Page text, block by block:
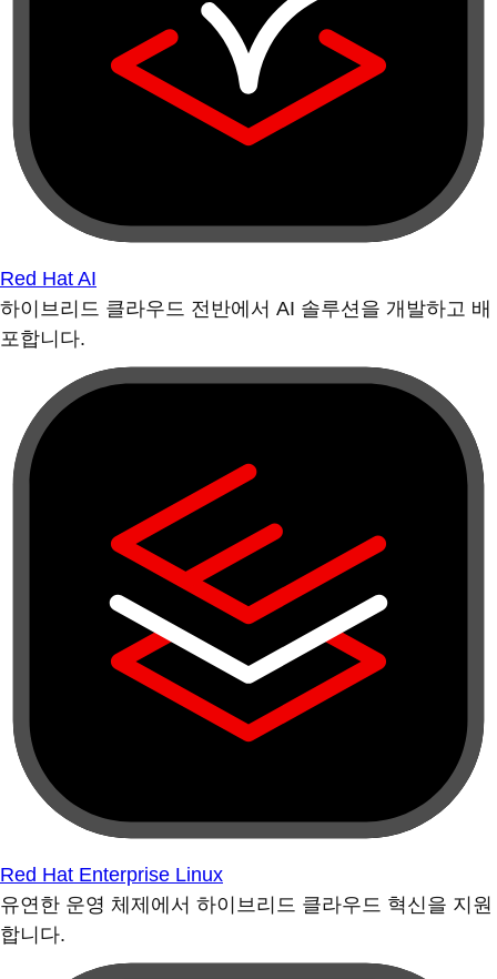
Red Hat AI
하이브리드 클라우드 전반에서 AI 솔루션을 개발하고 배
포합니다.
Red Hat Enterprise Linux
유연한 운영 체제에서 하이브리드 클라우드 혁신을 지원
합니다.